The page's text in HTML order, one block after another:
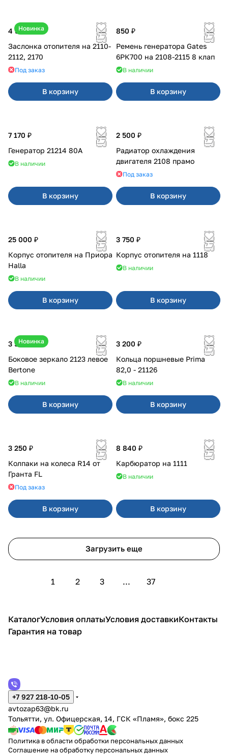
Новинка
4 500 ₽
Заслонка отопителя на 2110-
2112, 2170
Под заказ
В корзину
850 ₽
Ремень генератора Gates
6РК700 на 2108-2115 8 клап
В наличии
В корзину
7 170 ₽
Генератор 21214 80А
В наличии
В корзину
2 500 ₽
Радиатор охлаждения
двигателя 2108 прамо
Под заказ
В корзину
25 000 ₽
Корпус отопителя на Приора
Halla
В наличии
В корзину
3 750 ₽
Корпус отопителя на 1118
В наличии
В корзину
Новинка
3 500 ₽
Боковое зеркало 2123 левое
Bertone
В наличии
В корзину
3 200 ₽
Кольца поршневые Prima
82,0 - 21126
В наличии
В корзину
3 250 ₽
Колпаки на колеса R14 от
Гранта FL
Под заказ
В корзину
8 840 ₽
Карбюратор на 1111
В наличии
В корзину
Загрузить еще
1 2 3 ... 37
КаталогУсловия оплатыУсловия доставкиКонтакты
Гарантия на товар
+7 927 218-10-05
avtozap63@bk.ru
Тольятти, ул. Офицерская, 14, ГСК «Пламя», бокс 225
Политика в области обработки персональных данных
Соглашение на обработку персональных данных